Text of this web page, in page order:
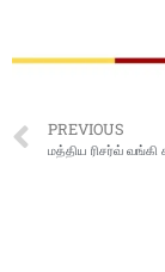
PREVIOUS